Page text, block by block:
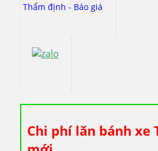
Thẩm định - Báo giá
Chi phí lăn bánh